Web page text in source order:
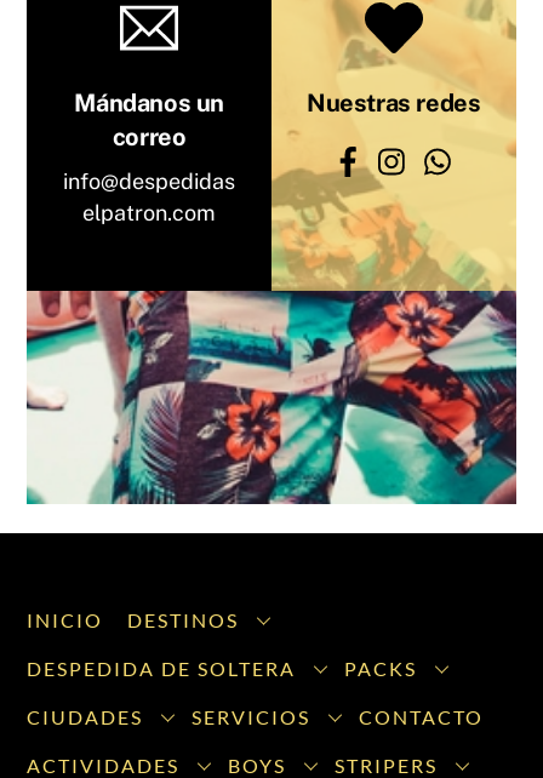
Mándanos un
correo
info@despedidas
elpatron.com
Nuestras redes
INICIO DESTINOS
DESPEDIDA DE SOLTERA PACKS
CIUDADES SERVICIOS CONTACTO
ACTIVIDADES BOYS STRIPERS